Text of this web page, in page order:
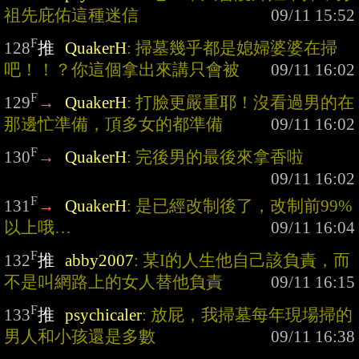
祖先庇佑這種迷信
128F推 QuakerH: 掃墓幾乎都是媳婦婆婆在掃
吧！！？你這個拿出來講只會被
129F → QuakerH: 打臉更嚴重耶！沒看過男的在
那邊忙準備，頂多女的都準備
130F → QuakerH: 完後男的最後來拿香啦
131F → QuakerH: 是已經改制後了，改制前99%
以上哦…
132F推 abby2007: 某I的人生他自己該負責，而
不是叫網路上的女人替他負責
133F推 psychicaler: 放屁，我掃墓每年現場掃的
男人和小孩還是多數